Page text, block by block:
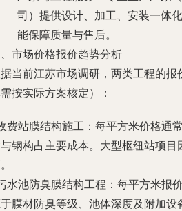
司）提供设计、加工、安装一体
能保障质量与售后。
市场价格报价趋势分析
当前江苏市场调研，两类工程的
按实际方案核定）：
费站膜结构施工：每平方米价格通
钢构占主要成本。大型枢纽站项目
水池防臭膜结构工程：每平方米报
膜材防臭等级、池体深度及附加设